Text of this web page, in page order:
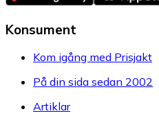
Konsument
Kom igång med Prisjakt
På din sida sedan 2002
Artiklar